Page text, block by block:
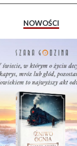
NOWOŚCI